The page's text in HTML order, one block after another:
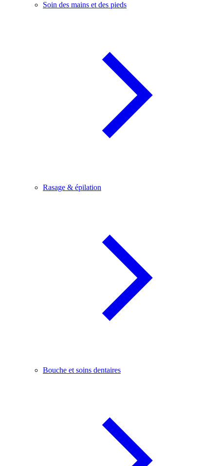
Soin des mains et des pieds
Rasage & épilation
Bouche et soins dentaires